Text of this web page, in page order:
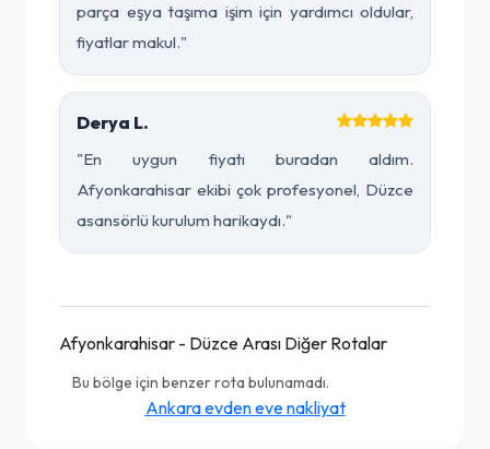
parça eşya taşıma işim için yardımcı oldular,
fiyatlar makul."
Derya L.
"En uygun fiyatı buradan aldım.
Afyonkarahisar ekibi çok profesyonel, Düzce
asansörlü kurulum harikaydı."
Afyonkarahisar - Düzce Arası Diğer Rotalar
Bu bölge için benzer rota bulunamadı.
Ankara evden eve nakliyat